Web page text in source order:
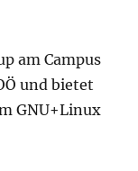
am Campus
und bietet
GNU+Linux